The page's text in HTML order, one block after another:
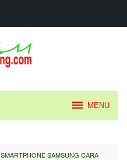
MENU
SMARTPHONE SAMSUNG CARA